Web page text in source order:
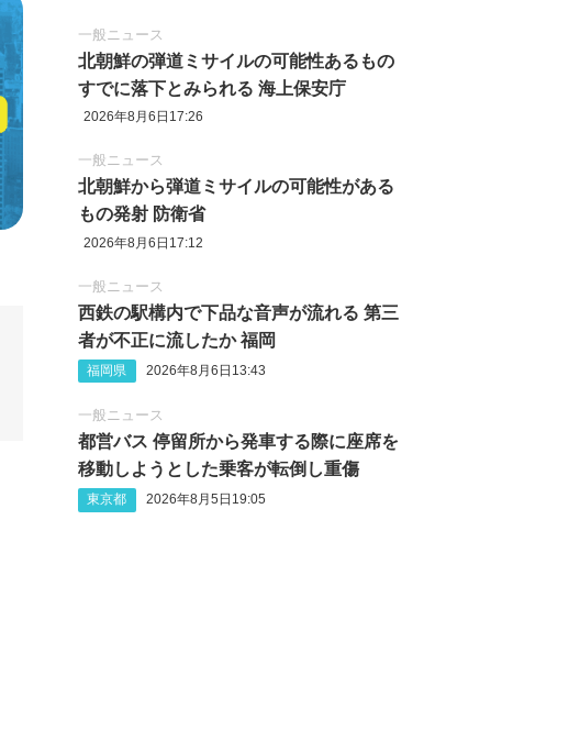
一般ニュース
北朝鮮の弾道ミサイルの可能性あるもの
すでに落下とみられる 海上保安庁
2026年8月6日17:26
一般ニュース
北朝鮮から弾道ミサイルの可能性がある
もの発射 防衛省
2026年8月6日17:12
一般ニュース
西鉄の駅構内で下品な音声が流れる 第三
者が不正に流したか 福岡
福岡県 2026年8月6日13:43
一般ニュース
都営バス 停留所から発車する際に座席を
移動しようとした乗客が転倒し重傷
東京都 2026年8月5日19:05